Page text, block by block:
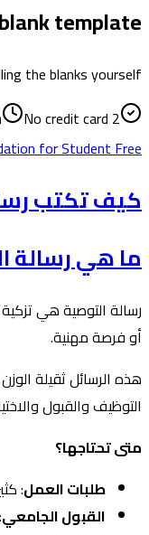
template
the blanks yourself.
2 free letters/month
No credit card
for Student Free
كيف تكتب رسالة توصية (5 قوالب
ما هي رسالة
رسالة التوصية هي
أو فرصة مهنية.
هذه الرسائل ثقيلة
التوظيف والقبول
متى تحتاجها؟
طلبات العمل:
القبول الجامعي